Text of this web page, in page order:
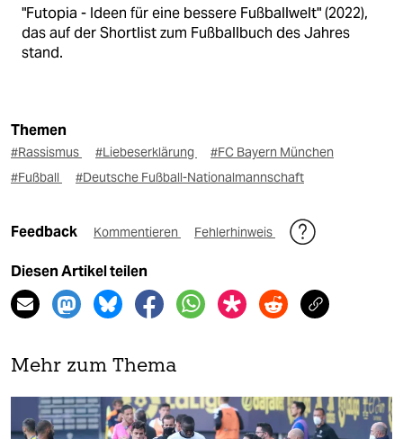
"Futopia - Ideen für eine bessere Fußballwelt" (2022),
das auf der Shortlist zum Fußballbuch des Jahres
stand.
Themen
#Rassismus #Liebeserklärung
#FC Bayern München
#Fußball
#Deutsche Fußball-Nationalmannschaft
Feedback Kommentieren Fehlerhinweis
Diesen Artikel teilen
Mehr zum Thema